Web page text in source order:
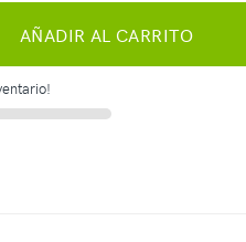
AÑADIR AL CARRITO